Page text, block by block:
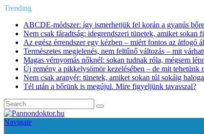
Trending
ABCDE‑módszer: így ismerhetjük fel korán a gyanús
Nem csak fáradtság: idegrendszeri tünetek, amiket sokan
Az egész érrendszer egy kézben – miért fontos az átfogó
Természetes megjelenés, nem feltűnő változás – mit
Magas vérnyomás nőknél: sokan tudnak róla, mégsem
Új remény a pikkelysömör kezelésében – de mit tehetünk
Nem csak aranyér: tünetek, amiket sokan túl sokáig
Tél után a bőrünk is megújul. Mire figyeljünk tavasszal?
Navigate